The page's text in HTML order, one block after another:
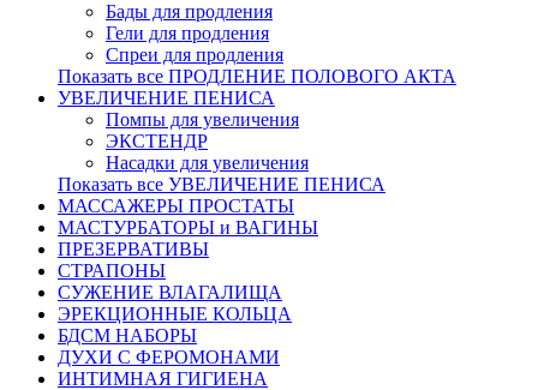
Бады для продления
Гели для продления
Спреи для продления
Показать все ПРОДЛЕНИЕ ПОЛОВОГО АКТА
УВЕЛИЧЕНИЕ ПЕНИСА
Помпы для увеличения
ЭКСТЕНДР
Насадки для увеличения
Показать все УВЕЛИЧЕНИЕ ПЕНИСА
МАССАЖЕРЫ ПРОСТАТЫ
МАСТУРБАТОРЫ и ВАГИНЫ
ПРЕЗЕРВАТИВЫ
СТРАПОНЫ
СУЖЕНИЕ ВЛАГАЛИЩА
ЭРЕКЦИОННЫЕ КОЛЬЦА
БДСМ НАБОРЫ
ДУХИ С ФЕРОМОНАМИ
ИНТИМНАЯ ГИГИЕНА